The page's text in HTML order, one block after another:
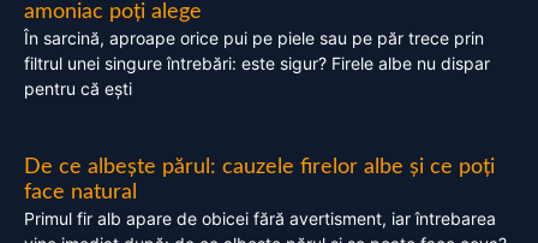
amoniac poți alege
În sarcină, aproape orice pui pe piele sau pe păr trece prin
filtrul unei singure întrebări: este sigur? Firele albe nu dispar
pentru că ești
De ce albește părul: cauzele firelor albe și ce poți
face natural
Primul fir alb apare de obicei fără avertisment, iar întrebarea